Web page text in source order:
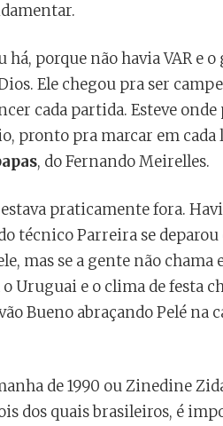
há, porque não havia VAR e
Ele chegou pra ser
cada partida. Esteve
pronto pra marcar em cada
, do Fernando Meirelles.
praticamente fora.
técnico Parreira se deparou
mas se a gente não chama
Uruguai e o clima de festa
Bueno abraçando Pelé na
de 1990 ou Zinedine
dos quais brasileiros, é